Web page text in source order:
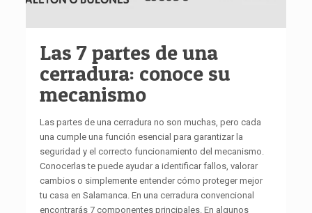
Las 7 partes de una
cerradura: conoce su
mecanismo
Las partes de una cerradura no son muchas, pero cada
una cumple una función esencial para garantizar la
seguridad y el correcto funcionamiento del mecanismo.
Conocerlas te puede ayudar a identificar fallos, valorar
cambios o simplemente entender cómo proteger mejor
tu casa en Salamanca. En una cerradura convencional
encontrarás 7 componentes principales. En algunos